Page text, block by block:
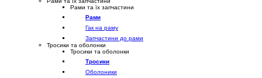
Рами та їх запчастини
Рами
Гак на раму
Запчастини до рами
Тросики та оболонки
Тросики та оболонки
Тросики
Оболоники